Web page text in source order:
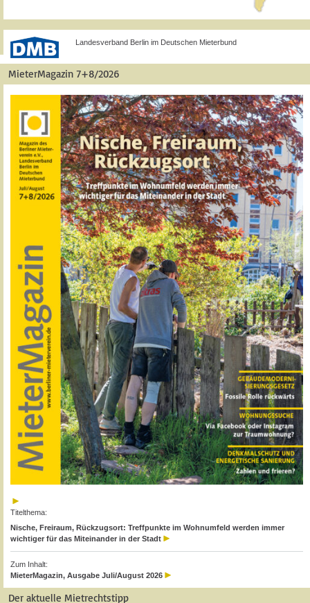
Landesverband Berlin im Deutschen Mieterbund
MieterMagazin 7+8/2026
Titelthema:
Nische, Freiraum, Rückzugsort: Treffpunkte im Wohnumfeld werden immer
wichtiger für das Miteinander in der Stadt
Zum Inhalt:
MieterMagazin, Ausgabe Juli/August 2026
Der aktuelle Mietrechtstipp